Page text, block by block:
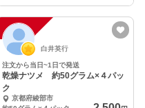
注
文
受
付
停
止
中 白井英行
注文から当日~1日で発送
乾燥ナツメ 約50グラム×４パッ
ク
京都府綾部市